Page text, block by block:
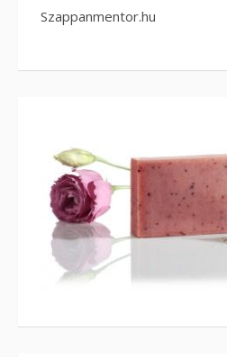
Szappanmentor.hu